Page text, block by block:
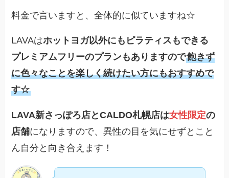
料金で言いますと、全体的に似ていますね☆
LAVAはホットヨガ以外にもピラティスもできる
プレミアムフリーのプランもありますので飽きず
に色々なことを楽しく続けたい方にもおすすめで
す☆
LAVA新さっぽろ店とCALDO札幌店は女性限定の
店舗になりますので、異性の目を気にせずとこと
ん自分と向き合えます！